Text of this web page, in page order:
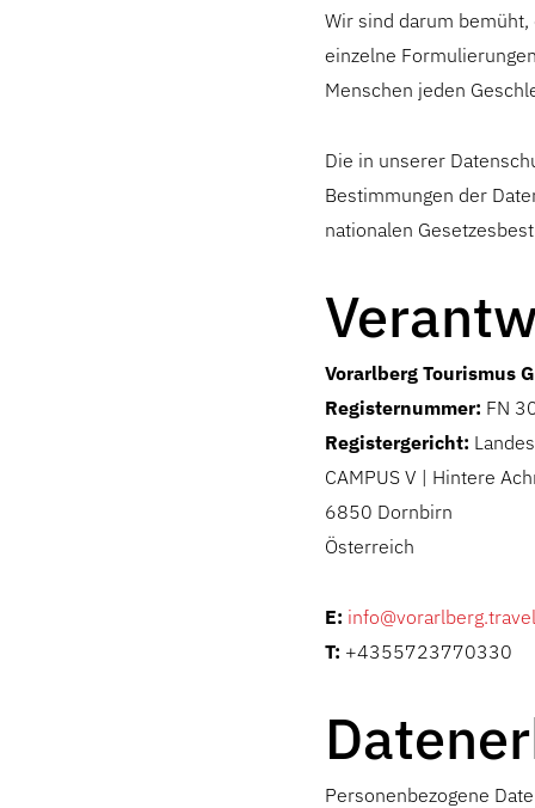
Wir sind darum
einzelne
Menschen jeden
Die in unserer
Bestimmungen der
nationalen
Vorarlberg Tourismus
Registernummer: FN
Registergericht:
CAMPUS V | Hintere
6850 Dornbirn
Österreich
E: info@vorarlberg.travel
T: +4355723770330
Personenbezogene